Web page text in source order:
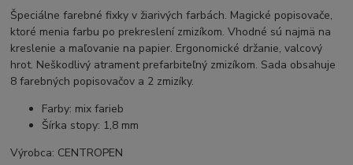
Špeciálne farebné fixky v žiarivých farbách. Magické popisovače,
ktoré menia farbu po prekreslení zmizíkom. Vhodné sú najmä na
kreslenie a maľovanie na papier. Ergonomické držanie, valcový
hrot. Neškodlivý atrament prefarbiteľný zmizíkom. Sada obsahuje
8 farebných popisovačov a 2 zmizíky.
Farby: mix farieb
Šírka stopy: 1,8 mm
Výrobca: CENTROPEN